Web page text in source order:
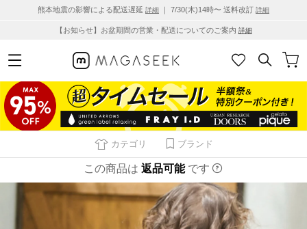
熊本地震の影響による配送遅延 詳細 ｜ 7/30(木)14時〜 送料改訂 詳細
【お知らせ】お盆期間の営業・配送についてのご案内 詳細
カテゴリ ブランド
この商品は 返品可能 です